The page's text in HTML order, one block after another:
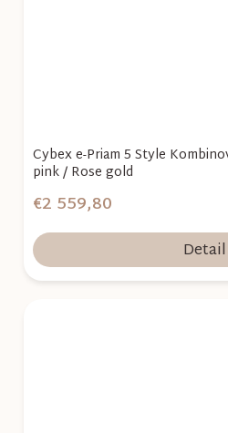
Cybex e-Priam 5 Style
pink / Rose gold
€2 559,80
Detail